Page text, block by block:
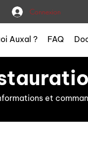
Connexion
Auxal ? FAQ
et